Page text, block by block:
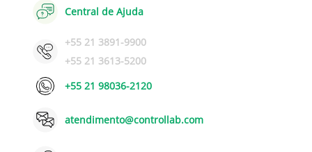
Central de Ajuda
+55 21 3891-9900
+55 21 3613-5200
+55 21 98036-2120
atendimento@controllab.com